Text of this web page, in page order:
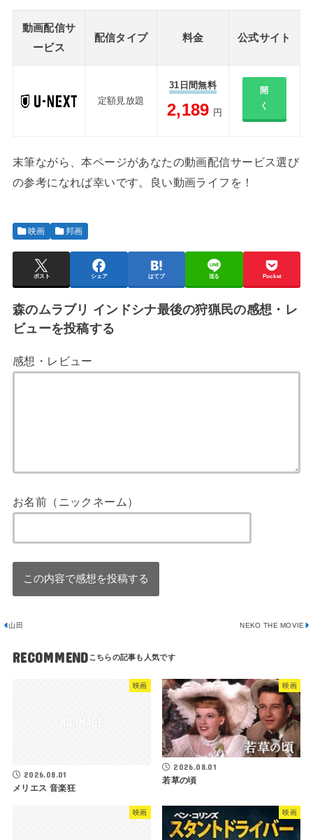
動画配信サ
ービス
配信タイプ 料金 公式サイト
定額見放題
31日間無料
2,189 円
開
く
末筆ながら、本ページがあなたの動画配信サービス選び
の参考になれば幸いです。良い動画ライフを！
映画 邦画
ポスト シェア はてブ 送る Pocket
森のムラブリ インドシナ最後の狩猟民の感想・レ
ビューを投稿する
感想・レビュー
お名前（ニックネーム）
山田 NEKO THE MOVIE
RECOMMEND
映画
2026.08.01
メリエス 音楽狂
映画
2026.08.01
若草の頃
映画 映画